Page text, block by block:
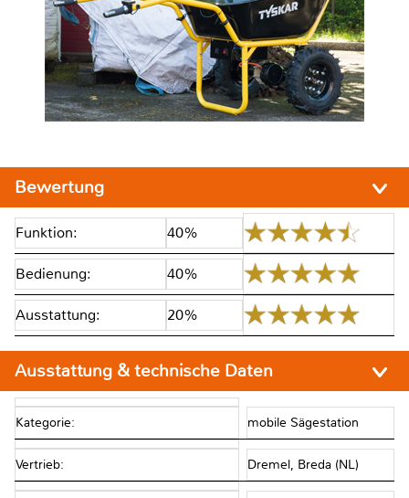
Bewertung
Funktion: 40%
Bedienung: 40%
Ausstattung: 20%
Ausstattung & technische Daten
Kategorie: mobile Sägestation
Vertrieb: Dremel, Breda (NL)